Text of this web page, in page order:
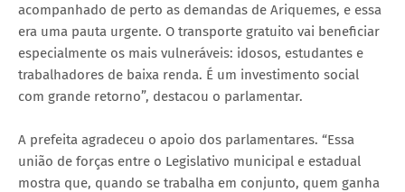
acompanhado de perto as demandas de Ariquemes, e essa
era uma pauta urgente. O transporte gratuito vai beneficiar
especialmente os mais vulneráveis: idosos, estudantes e
trabalhadores de baixa renda. É um investimento social
com grande retorno”, destacou o parlamentar.
A prefeita agradeceu o apoio dos parlamentares. “Essa
união de forças entre o Legislativo municipal e estadual
mostra que, quando se trabalha em conjunto, quem ganha